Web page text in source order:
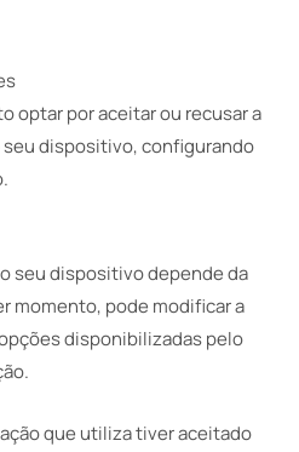
optar por aceitar ou recusar a
dispositivo, configurando
seu dispositivo depende da
momento, pode modificar a
disponibilizadas pelo
que utiliza tiver aceitado